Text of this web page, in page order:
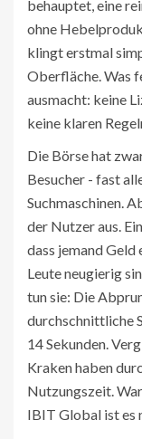
behauptet, eine
ohne
klingt erstmal
Oberfläche. Was
ausmacht: keine
keine klaren
Die Börse hat
Besucher - fast
Suchmaschinen.
der Nutzer aus.
dass jemand Geld
Leute neugierig
tun sie: Die
durchschnittliche
14 Sekunden.
Kraken haben
Nutzungszeit.
IBIT Global ist es